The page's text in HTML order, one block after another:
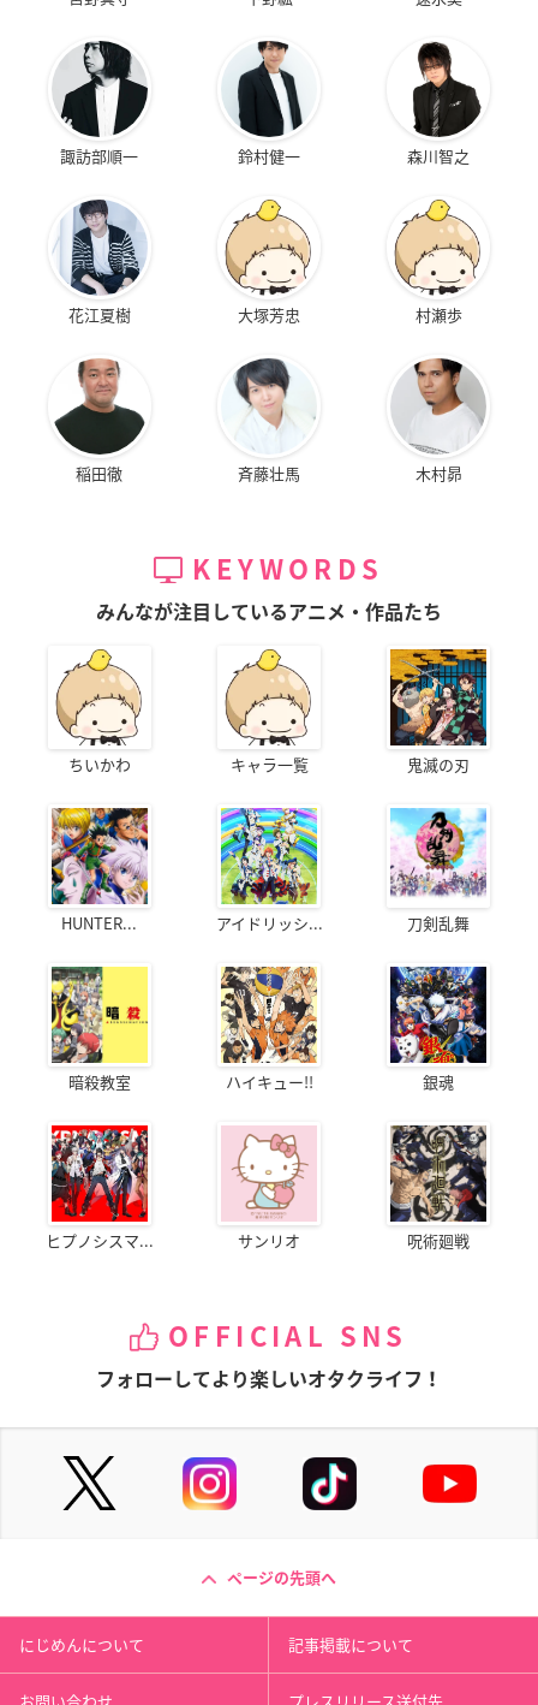
諏訪部順一 鈴村健一 森川智之
花江夏樹 大塚芳忠 村瀬歩
稲田徹 斉藤壮馬 木村昴
KEYWORDS
みんなが注目しているアニメ・作品たち
ちいかわ キャラ一覧 鬼滅の刃
HUNTER... アイドリッシ... 刀剣乱舞
暗殺教室 ハイキュー!! 銀魂
ヒプノシスマ... サンリオ 呪術廻戦
OFFICIAL SNS
フォローしてより楽しいオタクライフ！
ページの先頭へ
にじめんについて 記事掲載について